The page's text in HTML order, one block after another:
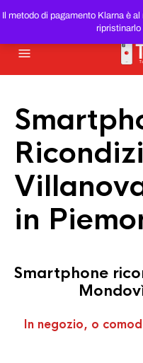
Il metodo di pagamento Klarna è
ripristinarlo
SMARTPHONE E
in
Smartphone
In negozio, o